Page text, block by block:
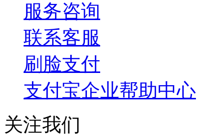
服务咨询
联系客服
刷脸支付
支付宝企业帮助中心
关注我们